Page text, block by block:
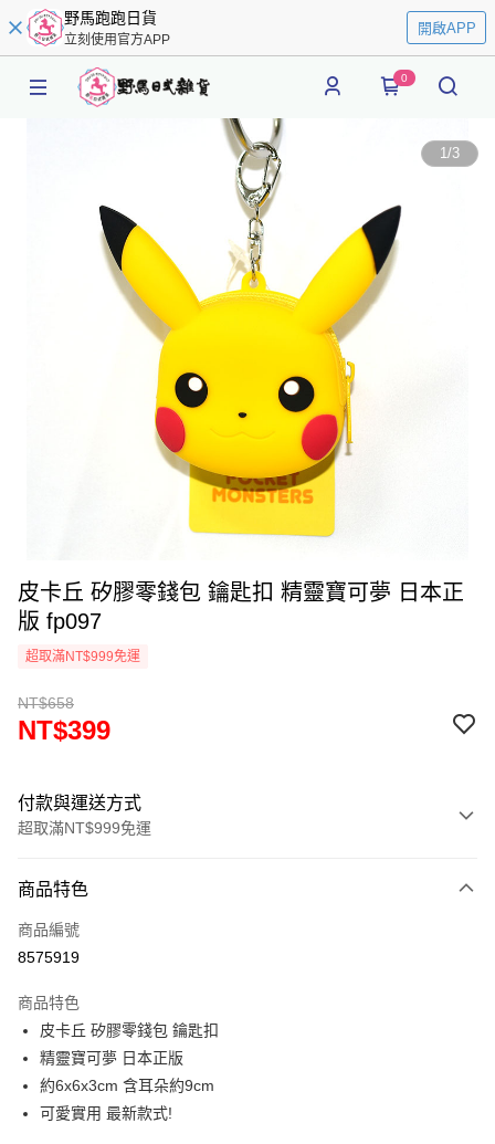
野馬跑跑日貨
立刻使用官方APP
開啟APP
0
1/3
皮卡丘 矽膠零錢包 鑰匙扣 精靈寶可夢 日本正
版 fp097
超取滿NT$999免運
NT$658
NT$399
付款與運送方式
超取滿NT$999免運
信用卡一次付款
信用卡分期付款
合作金庫商業銀行
華南商業銀行
上海商業儲蓄銀行
國泰世華商業銀行
臺灣中小企業銀行
超商取貨付款
LINE Pay
Apple Pay
商品特色
商品編號
8575919
商品特色
皮卡丘 矽膠零錢包 鑰匙扣
精靈寶可夢 日本正版
約6x6x3cm 含耳朵約9cm
可愛實用 最新款式!